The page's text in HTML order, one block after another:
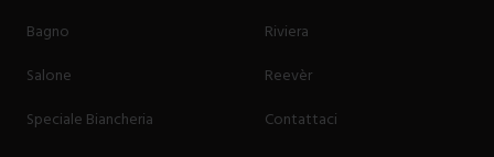
Bagno
Salone
Speciale Biancheria
Riviera
Reevèr
Contattaci